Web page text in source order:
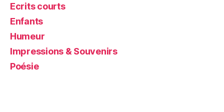
Ecrits courts
Enfants
Humeur
Impressions & Souvenirs
Poésie